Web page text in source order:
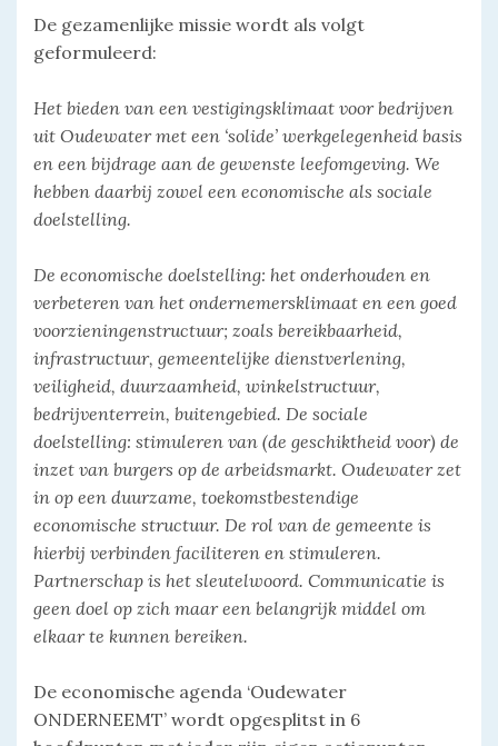
De gezamenlijke missie wordt als volgt
geformuleerd:
Het bieden van een vestigingsklimaat voor bedrijven
uit Oudewater met een ‘solide’ werkgelegenheid basis
en een bijdrage aan de gewenste leefomgeving. We
hebben daarbij zowel een economische als sociale
doelstelling.
De economische doelstelling: het onderhouden en
verbeteren van het ondernemersklimaat en een goed
voorzieningenstructuur; zoals bereikbaarheid,
infrastructuur, gemeentelijke dienstverlening,
veiligheid, duurzaamheid, winkelstructuur,
bedrijventerrein, buitengebied. De sociale
doelstelling: stimuleren van (de geschiktheid voor) de
inzet van burgers op de arbeidsmarkt. Oudewater zet
in op een duurzame, toekomstbestendige
economische structuur. De rol van de gemeente is
hierbij verbinden faciliteren en stimuleren.
Partnerschap is het sleutelwoord. Communicatie is
geen doel op zich maar een belangrijk middel om
elkaar te kunnen bereiken.
De economische agenda ‘Oudewater
ONDERNEEMT’ wordt opgesplitst in 6